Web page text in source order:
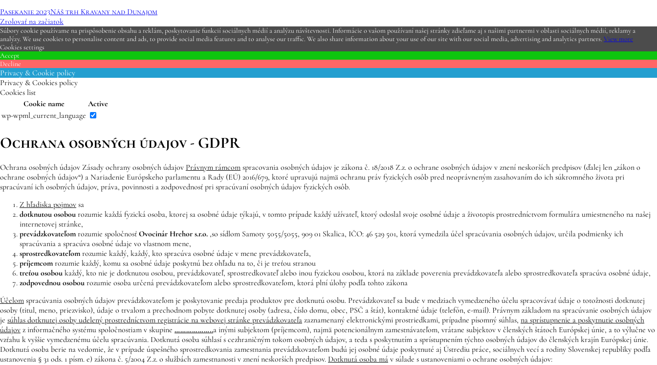
Pasekanie 2023Náš trh Kravany nad Dunajom
Zrolovať na začiatok
Súbory cookie používame na prispôsobenie obsahu a reklám, poskytovanie funkcií sociálnych médií a analýzu návštevnosti. Informácie o vašom používaní našej stránky zdieľame aj s našimi partnermi v oblasti sociálnych médií, reklamy a
analýzy. We use cookies to personalise content and ads, to provide social media features and to analyse our traffic. We also share information about your use of our site with our social media, advertising and analytics partners. View more
Cookies settings
Accept
Decline
Privacy & Cookie policy
Privacy & Cookies policy
Cookies list
Cookie name
Active
wp-wpml_current_language
Ochrana osobných údajov - GDPR
Ochrana osobných údajov Zásady ochrany osobných údajov Právnym rámcom spracovania osobných údajov je zákona č. 18/2018 Z.z. o ochrane osobných údajov v znení neskorších predpisov (ďalej len „zákon o
ochrane osobných údajov“) a Nariadenie Európskeho parlamentu a Rady (EÚ) 2016/679, ktoré upravujú najmä ochranu práv fyzických osôb pred neoprávneným zasahovaním do ich súkromného života pri
spracúvaní ich osobných údajov, práva, povinnosti a zodpovednosť pri spracúvaní osobných údajov fyzických osôb.
Z hľadiska pojmov sa
dotknutou osobou rozumie každá fyzická osoba, ktorej sa osobné údaje týkajú, v tomto prípade každý užívateľ, ktorý odoslal svoje osobné údaje a životopis prostredníctvom formulára umiestneného na našej
internetovej stránke,
prevádzkovateľom rozumie spoločnosť Ovocinár Hrehor s.r.o. ,so sídlom Samoty 5055/5055, 909 01 Skalica, IČO: 46 529 501, ktorá vymedzila účel spracúvania osobných údajov, určila podmienky ich
spracúvania a spracúva osobné údaje vo vlastnom mene,
sprostredkovateľom rozumie každý, každý, kto spracúva osobné údaje v mene prevádzkovateľa,
príjemcom rozumie každý, komu sa osobné údaje poskytnú bez ohľadu na to, či je treťou stranou
treťou osobou každý, kto nie je dotknutou osobou, prevádzkovateľ, sprostredkovateľ alebo inou fyzickou osobou, ktorá na základe poverenia prevádzkovateľa alebo sprostredkovateľa spracúva osobné údaje,
zodpovednou osobou rozumie osoba určená prevádzkovateľom alebo sprostredkovateľom, ktorá plní úlohy podľa tohto zákona
Účelom spracúvania osobných údajov prevádzkovateľom je poskytovanie predaja produktov pre dotknutú osobu. Prevádzkovateľ sa bude v medziach vymedzeného účelu spracovávať údaje o totožnosti dotknutej
osoby (titul, meno, priezvisko), údaje o trvalom a prechodnom pobyte dotknutej osoby (adresa, číslo domu, obec, PSČ a štát), kontaktné údaje (telefón, e-mail). Právnym základom na spracúvanie osobných údajov
je súhlas dotknutej osoby udelený prostredníctvom registrácie na webovej stránke prevádzkovateľa zaznamenaný elektronickými prostriedkami, prípadne písomný súhlas, na sprístupnenie a poskytnutie osobných
údajov z informačného systému spoločnostiam v skupine ………………..a inými subjektom (príjemcom), najmä potencionálnym zamestnávateľom, vrátane subjektov v členských štátoch Európskej únie, a to výlučne vo
vzťahu k vyššie vymedzenému účelu spracúvania. Dotknutá osoba súhlasí s cezhraničným tokom osobných údajov, a teda s poskytnutím a sprístupnením týchto osobných údajov do členských krajín Európskej únie.
Dotknutá osoba berie na vedomie, že v prípade úspešného sprostredkovania zamestnania prevádzkovateľom budú jej osobné údaje poskytnuté aj Ústrediu práce, sociálnych vecí a rodiny Slovenskej republiky podľa
ustanovenia § 31 ods. 1 písm. e) zákona č. 5/2004 Z.z. o službách zamestnanosti v znení neskorších predpisov. Dotknutá osoba má v súlade s ustanoveniami o ochrane osobných údajov: